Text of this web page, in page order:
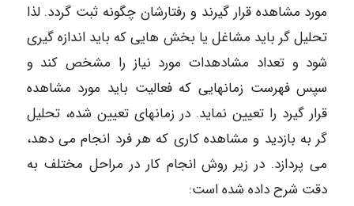
مورد مشاهده قرار گیرند و رفتارشان چگونه ثبت گردد. لذا
تحلیل گر باید مشاغل یا بخش هایی که باید اندازه گیری
شود و تعداد مشادهدات مورد نیاز را مشخص کند و
سپس فهرست زمانهایی که فعالیت باید مورد مشاهده
قرار گیرد را تعیین نماید. در زمانهای تعیین شده، تحلیل
گر به بازدید و مشاهده کاری که هر فرد انجام می دهد،
می پردازد. در زیر روش انجام کار در مراحل مختلف به
دقت شرح داده شده است: